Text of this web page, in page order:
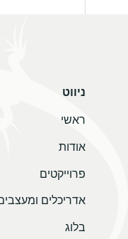
ניווט
ראשי
אודות
פרוייקטים
אדריכלים
בלוג